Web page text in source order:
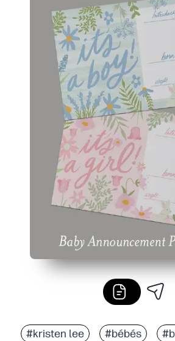
Vous obtenez un souvenir 5x7
Vous impressionnez avec l'art
Vous choisissez le papier -
#kristen lee #bébés